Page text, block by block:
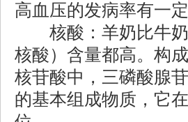
高血压的发病率有一定
核酸：羊奶比牛奶
核酸）含量都高。构
核苷酸中，三磷酸腺
的基本组成物质，它